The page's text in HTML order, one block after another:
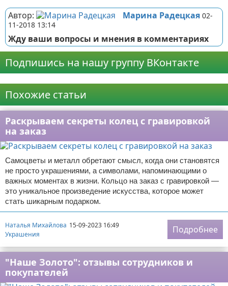
Автор: Марина Радецкая 02-
11-2018 13:14
Жду ваши вопросы и мнения в комментариях
Подпишись на нашу группу ВКонтакте
Похожие статьи
Раскрываем секреты колец с гравировкой
на заказ
Самоцветы и металл обретают смысл, когда они становятся
не просто украшениями, а символами, напоминающими о
важных моментах в жизни. Кольцо на заказ с гравировкой —
это уникальное произведение искусства, которое может
стать шикарным подарком.
Наталья Михайлова 15-09-2023 16:49
Украшения
Подробнее
"Наше Золото": отзывы сотрудников и
покупателей